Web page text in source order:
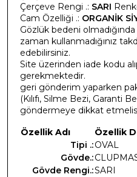
Çerçeve Rengi .: SARI
Cam Özelliği .: ORGANİK
Gözlük bedeni
zaman kullanmadığınız
edebilirsiniz.
Site üzerinden iade kodu
gerekmektedir.
geri gönderim yaparken
(Kılıfı, Silme Bezi, Garanti
göndermeye dikkat
Özellik Adı
Özellik
Tipi .:OVAL
Gövde.:
Gövde Rengi.:SARI